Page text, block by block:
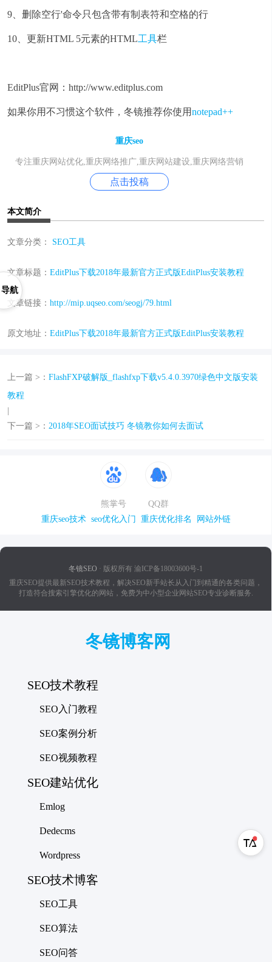
9、删除空行'命令只包含带有制表符和空格的行
10、更新HTML 5元素的HTML工具栏
EditPlus官网： http://www.editplus.com
如果你用不习惯这个软件，冬镜推荐你使用notepad++
重庆seo
专注重庆网站优化,重庆网络推广,重庆网站建设,重庆网络营销
点击投稿
本文简介
文章分类： SEO工具
文章标题： EditPlus下载2018年最新官方正式版EditPlus安装教程
文章链接： http://mip.uqseo.com/seogj/79.html
原文地址： EditPlus下载2018年最新官方正式版EditPlus安装教程
上一篇 >： FlashFXP破解版_flashfxp下载v5.4.0.3970绿色中文版安装
教程
下一篇 >： 2018年SEO面试技巧 冬镜教你如何去面试
熊掌号
QQ群
重庆seo技术 seo优化入门 重庆优化排名 网站外链
冬镜SEO · 版权所有 渝ICP备18003600号-1
重庆SEO提供最新SEO技术教程，解决SEO新手站长从入门到精通的各类问题，
打造符合搜索引擎优化的网站，免费为中小型企业网站SEO专业诊断服务.
航
冬镜博客网
SEO技术教程
SEO入门教程
SEO案例分析
SEO视频教程
SEO建站优化
Emlog
Dedecms
Wordpress
SEO技术博客
SEO工具
SEO算法
SEO问答